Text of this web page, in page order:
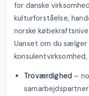
for danske
kulturforståelse,
norske
Uanset om du
Troværdighed –